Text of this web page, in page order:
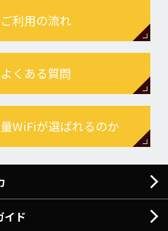
ご利用の流れ
よくある質問
WiFiが選ばれるのか
イド